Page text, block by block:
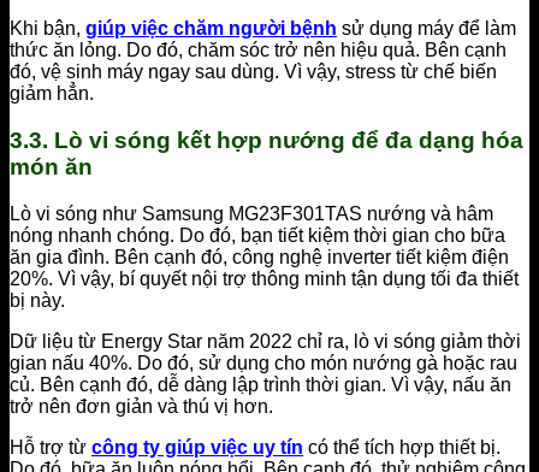
Khi bận, giúp việc chăm người bệnh sử dụng máy để làm
thức ăn lỏng. Do đó, chăm sóc trở nên hiệu quả. Bên cạnh
đó, vệ sinh máy ngay sau dùng. Vì vậy, stress từ chế biến
giảm hẳn.
3.3. Lò vi sóng kết hợp nướng để đa dạng hóa
món ăn
Lò vi sóng như Samsung MG23F301TAS nướng và hâm
nóng nhanh chóng. Do đó, bạn tiết kiệm thời gian cho bữa
ăn gia đình. Bên cạnh đó, công nghệ inverter tiết kiệm điện
20%. Vì vậy, bí quyết nội trợ thông minh tận dụng tối đa thiết
bị này.
Dữ liệu từ Energy Star năm 2022 chỉ ra, lò vi sóng giảm thời
gian nấu 40%. Do đó, sử dụng cho món nướng gà hoặc rau
củ. Bên cạnh đó, dễ dàng lập trình thời gian. Vì vậy, nấu ăn
trở nên đơn giản và thú vị hơn.
Hỗ trợ từ công ty giúp việc uy tín có thể tích hợp thiết bị.